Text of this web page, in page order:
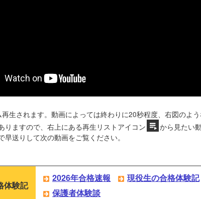
生されます。動画によっては終わりに20秒程度、右図のよ
りますので、右上にある再生リストアイコン
から見たい
早送りして次の動画をご覧ください。
体験記
2026年合格速報 現役生の合格体験記
保護者体験談